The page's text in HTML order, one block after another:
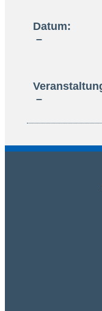
Datum:
–
–